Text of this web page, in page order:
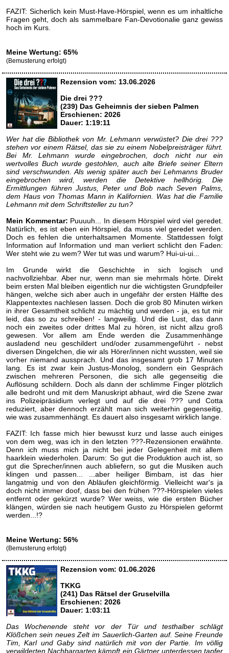
FAZIT: Sicherlich kein Must-Have-Hörspiel, wenn es um inhaltliche
Fragen geht, doch als sammelbare Fan-Devotionalie ganz gewiss
hoch im Kurs.
Meine Wertung: 65%
(Bemusterung erfolgt)
Rezension vom: 13.06.2026
Die drei ???
(239) Das Geheimnis der sieben Palmen
Erschienen: 2026
Dauer: 1:19:11
Wer hat die Bibliothek von Mr. Lehmann verwüstet? Die drei ???
stehen vor einem Rätsel, das sie zu einem Nobelpreisträger führt.
Bei Mr. Lehmann wurde eingebrochen, doch nicht nur ein
wertvolles Buch wurde gestohlen, auch alte Briefe seiner Eltern
sind verschwunden. Als wenig später auch bei Lehmanns Bruder
eingebrochen wird, werden die Detektive hellhörig. Die
Ermittlungen führen Justus, Peter und Bob nach Seven Palms,
dem Haus von Thomas Mann in Kalifornien. Was hat die Familie
Lehmann mit dem Schriftsteller zu tun?
Mein Kommentar: Puuuuh... In diesem Hörspiel wird viel geredet.
Natürlich, es ist eben ein Hörspiel, da muss viel geredet werden.
Doch es fehlen die unterhaltsamen Momente. Stattdessen folgt
Information auf Information und man verliert schlicht den Faden:
Wer steht wie zu wem? Wer tut was und warum? Hui-ui-ui...
Im Grunde wirkt die Geschichte in sich logisch und
nachvollziehbar. Aber nur, wenn man sie mehrmals hörte. Direkt
beim ersten Mal bleiben eigentlich nur die wichtigsten Grundpfeiler
hängen, welche sich aber auch in ungefähr der ersten Hälfte des
Klappentextes nachlesen lassen. Doch die grob 80 Minuten wirken
in ihrer Gesamtheit schlicht zu mächtig und werden - ja, es tut mir
leid, das so zu schreiben! - langweilig. Und die Lust, das dann
noch ein zweites oder drittes Mal zu hören, ist nicht allzu groß
gewesen. Vor allem am Ende werden die Zusammenhänge
ausladend neu geschildert und/oder zusammengeführt - nebst
diversen Dingelchen, die wir als Hörer/innen nicht wussten, weil sie
vorher niemand aussprach. Und das insgesamt grob 17 Minuten
lang. Es ist zwar kein Justus-Monolog, sondern ein Gespräch
zwischen mehreren Personen, die sich alle gegenseitig die
Auflösung schildern. Doch als dann der schlimme Finger plötzlich
alle bedroht und mit dem Manuskript abhaut, wird die Szene zwar
ins Polizeipräsidium verlegt und auf die drei ??? und Cotta
reduziert, aber dennoch erzählt man sich weiterhin gegenseitig,
wie was zusammenhängt. Es dauert also insgesamt wirklich lange.
FAZIT: Ich fasse mich hier bewusst kurz und lasse auch einiges
von dem weg, was ich in den letzten ???-Rezensionen erwähnte.
Denn ich muss mich ja nicht bei jeder Gelegenheit mit allem
haarklein wiederholen. Darum: So gut die Produktion auch ist, so
gut die Sprecher/innen auch abliefern, so gut die Musiken auch
klingen und passen... ...aber heiliger Bimbam, ist das hier
langatmig und von den Abläufen gleichförmig. Vielleicht war's ja
doch nicht immer doof, dass bei den frühen ???-Hörspielen vieles
entfernt oder gekürzt wurde? Wer weiss, wie die ersten Bücher
klängen, würden sie nach heutigem Gusto zu Hörspielen geformt
werden...!?
Meine Wertung: 56%
(Bemusterung erfolgt)
Rezension vom: 01.06.2026
TKKG
(241) Das Rätsel der Gruselvilla
Erschienen: 2026
Dauer: 1:03:11
Das Wochenende steht vor der Tür und testhalber schlägt
Klößchen sein neues Zelt im Sauerlich-Garten auf. Seine Freunde
Tim, Karl und Gaby sind natürlich mit von der Partie. Im völlig
verwilderten Nachbargarten kämpft ein Gärtner unterdessen tapfer